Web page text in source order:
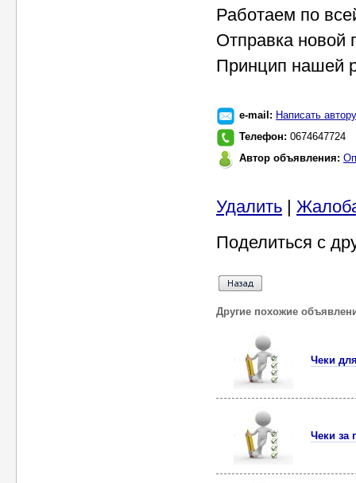
Работаем по
Отправка новой
Принцип нашей
e-mail: Написать автору
Телефон: 0674647724
Автор объявления:
Удалить |
Поделиться с
Другие похожие
Чеки
Чеки за